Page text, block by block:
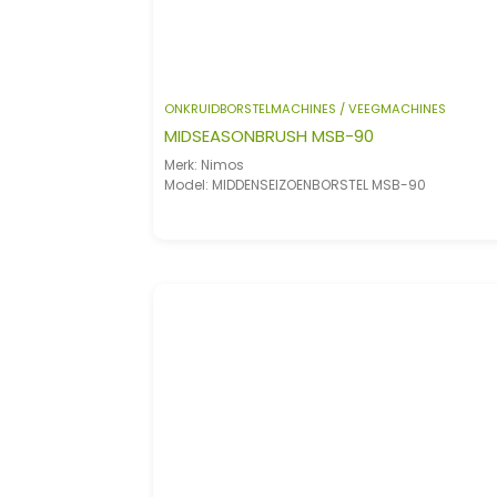
ONKRUIDBORSTELMACHINES / VEEGMACHINES
MIDSEASONBRUSH MSB-90
Merk: Nimos
Model: MIDDENSEIZOENBORSTEL MSB-90